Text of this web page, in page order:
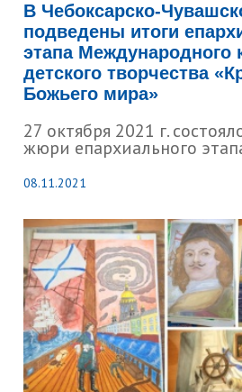
В Чебоксарско-
подведены итоги
этапа Международного
детского творчества
Божьего мира»
27 октября 2021 г.
жюри епархиального
08.11.2021